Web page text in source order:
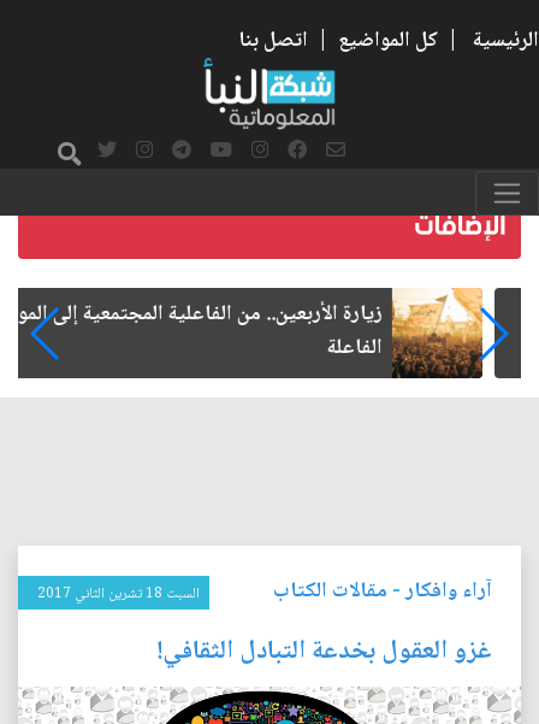
الرئيسية | كل المواضيع | اتصل بنا
زيارة الأربعين.. من الفاعلية المجتمعية إلى المواطنة
الفاعلة
آراء وافكار- مقالات الكتاب السبت 18 تشرين الثاني 2017
غزو العقول بخدعة التبادل الثقافي!